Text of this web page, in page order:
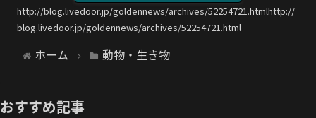
http://blog.livedoor.jp/goldennews/archives/52254721.htmlhttp://
blog.livedoor.jp/goldennews/archives/52254721.html
ホーム 動物・生き物
おすすめ記事